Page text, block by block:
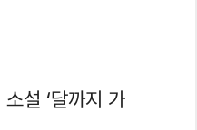
설 ‘달까지 가